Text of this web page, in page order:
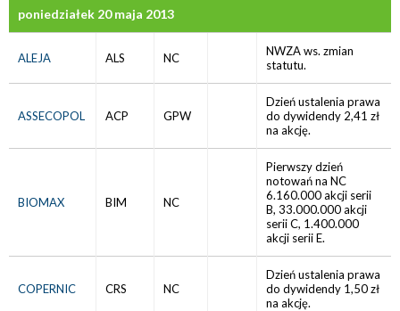
poniedziałek 20 maja 2013
ALEJA ALS NC
NWZA ws. zmian
statutu.
ASSECOPOL ACP GPW
Dzień ustalenia prawa
do dywidendy 2,41 zł
na akcję.
BIOMAX BIM NC
Pierwszy dzień
notowań na NC
6.160.000 akcji serii
B, 33.000.000 akcji
serii C, 1.400.000
akcji serii E.
COPERNIC CRS NC
Dzień ustalenia prawa
do dywidendy 1,50 zł
na akcję.